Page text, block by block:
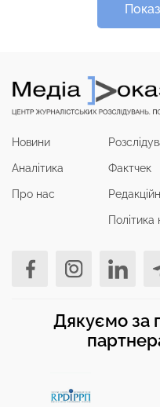
Новини
Аналітика
Про нас
Фактчек
Політика
Дякуємо за